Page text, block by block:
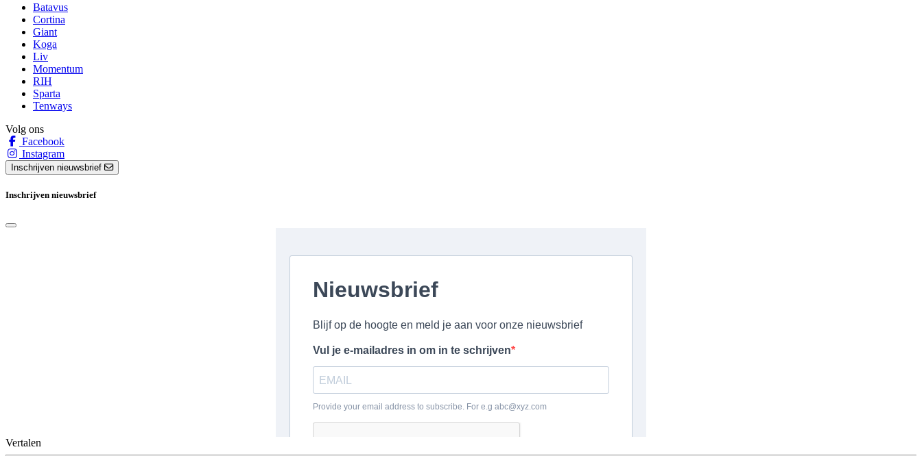
Batavus
Cortina
Giant
Koga
Liv
Momentum
RIH
Sparta
Tenways
Volg ons
Facebook
Instagram
Inschrijven nieuwsbrief
Inschrijven nieuwsbrief
Vertalen